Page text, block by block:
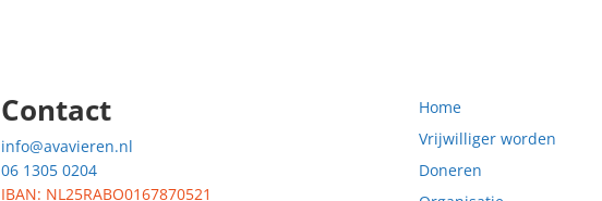
Contact
info@avavieren.nl
06 1305 0204
IBAN: NL25RABO0167870521
Home
Vrijwilliger worden
Doneren